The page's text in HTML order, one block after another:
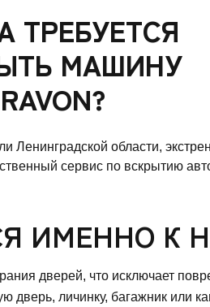
ТРЕБУЕТСЯ
МАШИНУ
RAVON?
области,
сервис по вскрытию
ИМЕННО К
дверей, что исключает
дверь, личинку, багажник или